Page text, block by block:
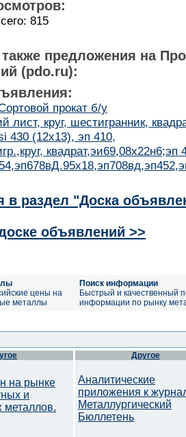
815
предложения на
(pdo.ru):
прокат б/у
лист, круг, шестигранник,
430 (12х13), эп 410,
квадрат,эи69,08х22н6;эп
в раздел "Доска
объявлений >>
цены на
металлы
Поиск информации
Быстрый и качественный
информации по рынку
на рынке
и
металлов.
Другое
Аналитические
приложения к
Металлургический
Бюллетень